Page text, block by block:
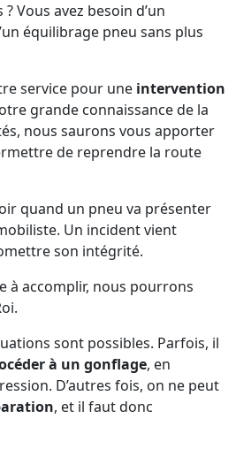
Vous avez besoin d’un
équilibrage pneu sans plus
service pour une intervention
grande connaissance de la
nous saurons vous apporter
de reprendre la route
quand un pneu va présenter
Un incident vient
son intégrité.
à accomplir, nous pourrons
sont possibles. Parfois, il
à un gonflage, en
D’autres fois, on ne peut
, et il faut donc